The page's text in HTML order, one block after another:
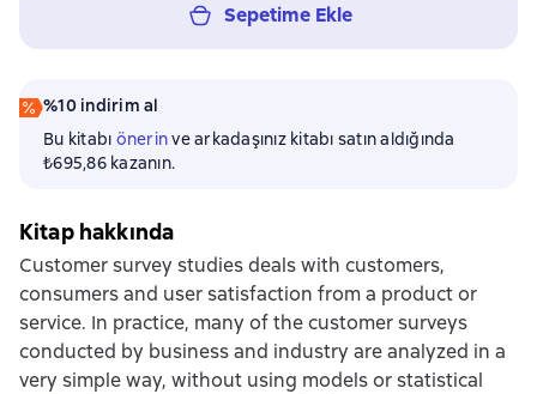
Sepetime Ekle
%10 indirim al
Bu kitabı önerinve arkadaşınız kitabı satın aldığında
₺695,86 kazanın.
Kitap hakkında
Customer survey studies deals with customers,
consumers and user satisfaction from a product or
service. In practice, many of the customer surveys
conducted by business and industry are analyzed in a
very simple way, without using models or statistical